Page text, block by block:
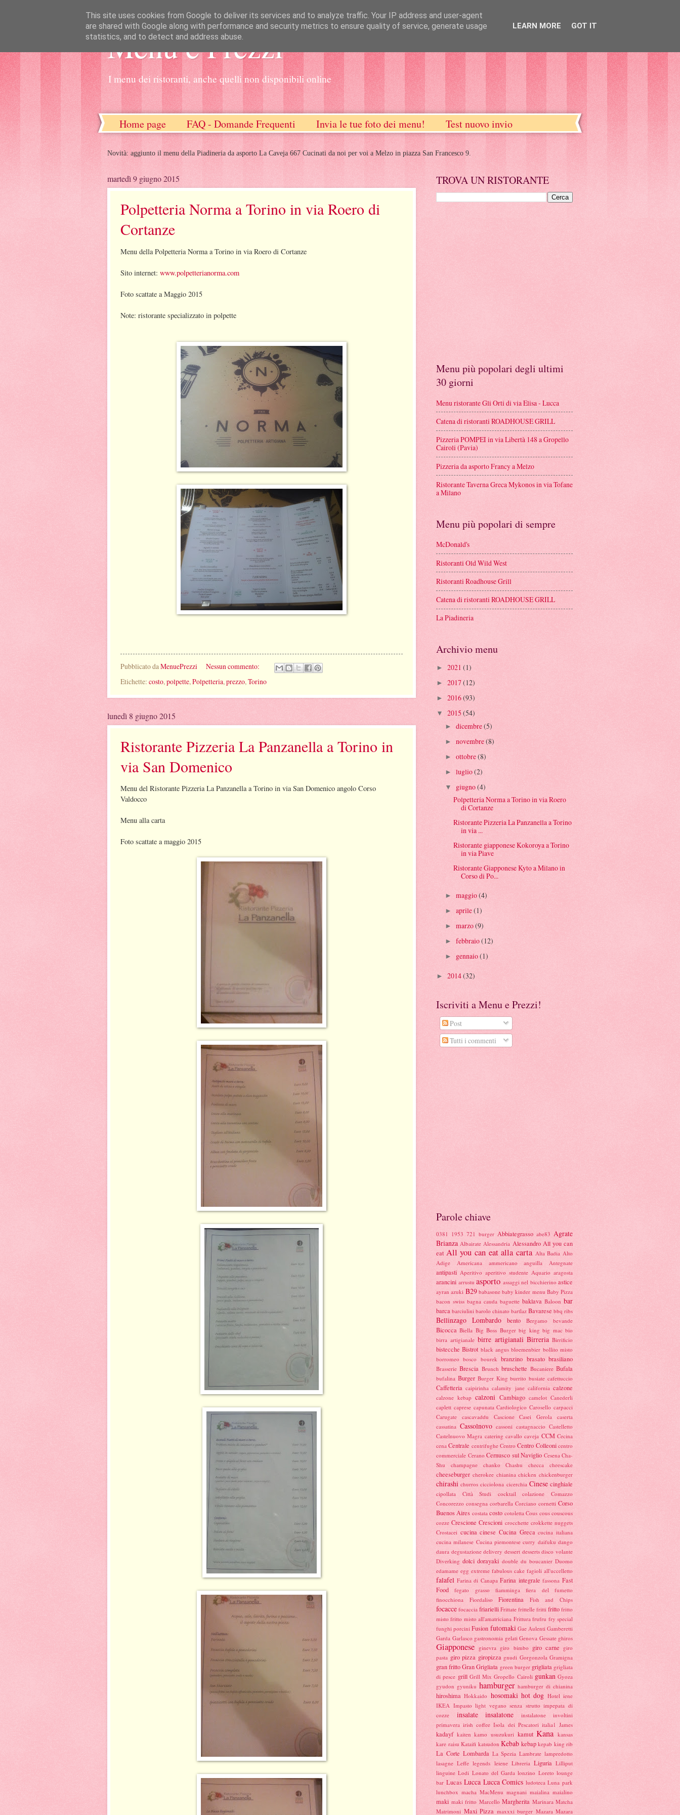
Menu e Prezzi
I menu dei ristoranti, anche quelli non disponibili online
Home page FAQ - Domande Frequenti Invia le tue foto dei menu! Test nuovo invio
Novità: aggiunto il menu della Piadineria da asporto La Caveja 667 Cucinati da noi per voi a Melzo in piazza San Francesco 9.
martedì 9 giugno 2015
Polpetteria Norma a Torino in via Roero di
Cortanze
Menu della Polpetteria Norma a Torino in via Roero di Cortanze
Sito internet: www.polpetterianorma.com
Foto scattate a Maggio 2015
Note: ristorante specializzato in polpette
Pubblicato daMenuePrezzi
Nessun commento:
Etichette: costo, polpette, Polpetteria, prezzo, Torino
lunedì 8 giugno 2015
Ristorante Pizzeria La Panzanella a Torino in
via San Domenico
Menu del Ristorante Pizzeria La Panzanella a Torino in via San Domenico angolo Corso
Valdocco
Menu alla carta
Foto scattate a maggio 2015
TROVA UN RISTORANTE
Menu più popolari degli ultimi
30 giorni
Menu ristorante Gli Orti di via Elisa - Lucca
Catena di ristoranti ROADHOUSE GRILL
Pizzeria POMPEI in via Libertà 148 a Gropello
Cairoli (Pavia)
Pizzeria da asporto Francy a Melzo
Ristorante Taverna Greca Mykonos in via Tofane
a Milano
Menu più popolari di sempre
McDonald's
Ristoranti Old Wild West
Ristoranti Roadhouse Grill
Catena di ristoranti ROADHOUSE GRILL
La Piadineria
Archivio menu
► 2021 (1)
► 2017(12)
► 2016(93)
▼ 2015 (54)
► dicembre(5)
► novembre(8)
► ottobre(8)
► luglio(2)
▼ giugno(4)
Polpetteria Norma a Torino in via Roero
di Cortanze
Ristorante Pizzeria La Panzanella a Torino
in via ...
Ristorante giapponese Kokoroya a Torino
in via Piave
Ristorante Giapponese Kyto a Milano in
Corso di Po...
► maggio(4)
► aprile(1)
► marzo(9)
► febbraio(12)
► gennaio(1)
► 2014(32)
Iscriviti a Menu e Prezzi!
Post
Tutti i commenti
Parole chiave
0381 1953 721 burger Abbiategrasso abe83 Agrate
Brianza Albairate Alessandria Alessandro All you can
eat All you can eat alla carta Alta Badia Alto
Adige
Americana ammericano anguilla Antegnate
antipasti Aperitivo aperitivo studente Aquario aragosta
arancini arrustu asporto assaggi nel bicchierino astice
ayran azuki B29 babasone baby kinder menu Baby Pizza
bacon swiss bagna cauda baguette baklava Baloon bar
barca barciulini barolo chinato bartlaz Bavarese bbq ribs
Bellinzago Lombardo bento Bergamo bevande
Bicocca Biella Big Boss Burger big king big mac bio
birra artigianale birre artigianali Birreria Birrificio
bistecche Bistrot black angus bloemenbier bollito misto
borromeo bosco bourek branzino brasato brasiliano
Brasserie Brescia Brunch bruschette Bucaniere Bufala
bufalina Burger Burger King burrito busiate cafettuccio
Caffetteria caipirinha calamity jane california calzone
calzone kebap calzoni Cambiago camelot Canederli
caplett caprese capunata Cardiologico Carosello carpacci
Carugate
cascavaddu Cascione Casei Gerola
caserta
cassatina Cassolnovo cassoni castagnaccio Castelletto
Castelnuovo Magra catering cavallo caveja CCM Cecina
cena Centrale centrifughe Centro Centro Colleoni centro
commerciale Cerano Cernusco sul Naviglio Cesena Cha-
Shu
champagne chanko Chashu checca cheescake
cheeseburger cherokee chianina chicken chickenburger
chirashi churros cicciolona cicerchia Cinese cinghiale
cipollata Città Studi cocktail colazione
Comazzo
Concorezzo consegna corbarella Corciano cornetti Corso
Buenos Aires costata costo cotoletta Cous cous couscous
cozze Crescione Crescioni crocchette crokkette nuggets
Crostacei cucina cinese Cucina Greca cucina italiana
cucina milanese Cucina piemontese curry daifuku dango
daura degustazione delivery dessert desserts disco volante
Diverking dolci dorayaki double du boucanier Duomo
edamame egg extreme fabulous cake fagioli all'uccelletto
falafel Farina di Canapa Farina integrale fassona Fast
Food
fegato grasso fiamminga
fiera del fumetto
finocchiona
Fiordaliso Fiorentina Fish and Chips
focacce focaccia friarielli Frittate frittelle fritti fritto fritto
misto fritto misto all'amatriciana Frittura frufru fry special
funghi porcini Fusion futomaki Gae Aulenti Gamberetti
Garda Garlasco gastronomia gelati Genova Gessate ghiros
Giapponese ginevra giro bimbo giro carne giro
pasta giro pizza giropizza gnudi Gorgonzola Gramigna
gran fritto Gran Grigliata green burger grigliata grigliata
di pesce grill Grill Mix Gropello Cairoli gunkan Gyoza
gyudon gyuniku hamburger hamburger di chianina
hiroshima Hokkaido hosomaki hot dog Hotel iene
IKEA Impasto light vegano senza strutto impepata di
cozze
insalate insalatone instalatone
involtini
primavera irish coffee Isola dei Pescatori italia1 James
kadayf kaiten kamo usuzukuri kamut Kana kansas
kare raisu Kataifi katsudon Kebab kebap kepab king rib
La Corte Lombarda La Spezia Lambrate lampredotto
lasagne Leffe legends leiene Libreria Liguria Lilliput
linguine Lodi Lonato del Garda lonzino Loreto lounge
bar Lucas Lucca Lucca Comics ludoteca Luna park
lunchbox macha MacMenu magnani maialina maialino
maki maki fritto Marcello Margherita Marinara Matcha
Matrimoni Maxi Pizza maxxxi burger Mazara Mazara
This site uses cookies from Google to deliver its services and to analyze traffic. Your IP address and user-agent
are shared with Google along with performance and security metrics to ensure quality of service, generate usage
statistics, and to detect and address abuse.
LEARN MORE GOT IT